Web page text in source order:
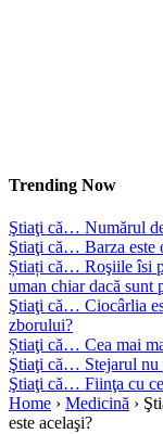
Trending Now
Ştiaţi că… Numărul
Ştiaţi că… Barza este
Știați că… Roşiile îsi
uman chiar dacă sunt
Ştiaţi că… Ciocârlia
zborului?
Știaţi că… Cea mai
Ştiaţi că… Stejarul nu
Ştiaţi că… Fiinţa cu
Home › Medicină ›
este acelaşi?